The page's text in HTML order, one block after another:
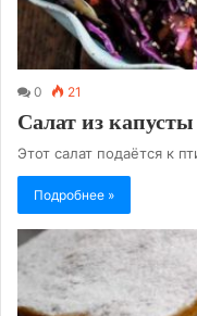
0 21
Салат из
Этот салат подаётся к
Подробнее »